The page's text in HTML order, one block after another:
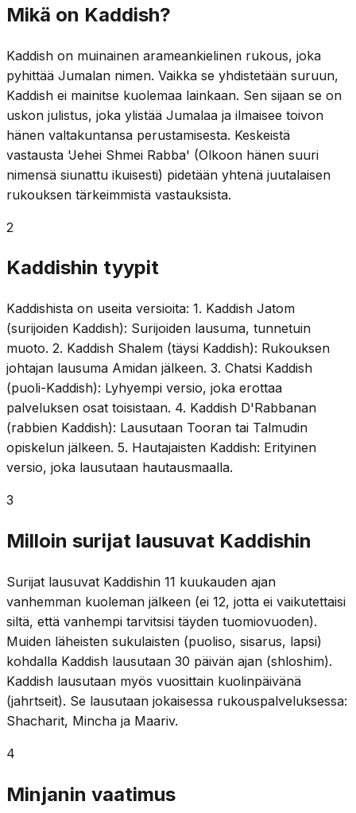
Mikä on Kaddish?
Kaddish on muinainen arameankielinen rukous, joka
pyhittää Jumalan nimen. Vaikka se yhdistetään suruun,
Kaddish ei mainitse kuolemaa lainkaan. Sen sijaan se on
uskon julistus, joka ylistää Jumalaa ja ilmaisee toivon
hänen valtakuntansa perustamisesta. Keskeistä
vastausta 'Jehei Shmei Rabba' (Olkoon hänen suuri
nimensä siunattu ikuisesti) pidetään yhtenä juutalaisen
rukouksen tärkeimmistä vastauksista.
2
Kaddishin tyypit
Kaddishista on useita versioita: 1. Kaddish Jatom
(surijoiden Kaddish): Surijoiden lausuma, tunnetuin
muoto. 2. Kaddish Shalem (täysi Kaddish): Rukouksen
johtajan lausuma Amidan jälkeen. 3. Chatsi Kaddish
(puoli-Kaddish): Lyhyempi versio, joka erottaa
palveluksen osat toisistaan. 4. Kaddish D'Rabbanan
(rabbien Kaddish): Lausutaan Tooran tai Talmudin
opiskelun jälkeen. 5. Hautajaisten Kaddish: Erityinen
versio, joka lausutaan hautausmaalla.
3
Milloin surijat lausuvat Kaddishin
Surijat lausuvat Kaddishin 11 kuukauden ajan
vanhemman kuoleman jälkeen (ei 12, jotta ei vaikutettaisi
siltä, että vanhempi tarvitsisi täyden tuomiovuoden).
Muiden läheisten sukulaisten (puoliso, sisarus, lapsi)
kohdalla Kaddish lausutaan 30 päivän ajan (shloshim).
Kaddish lausutaan myös vuosittain kuolinpäivänä
(jahrtseit). Se lausutaan jokaisessa rukouspalveluksessa:
Shacharit, Mincha ja Maariv.
4
Minjanin vaatimus